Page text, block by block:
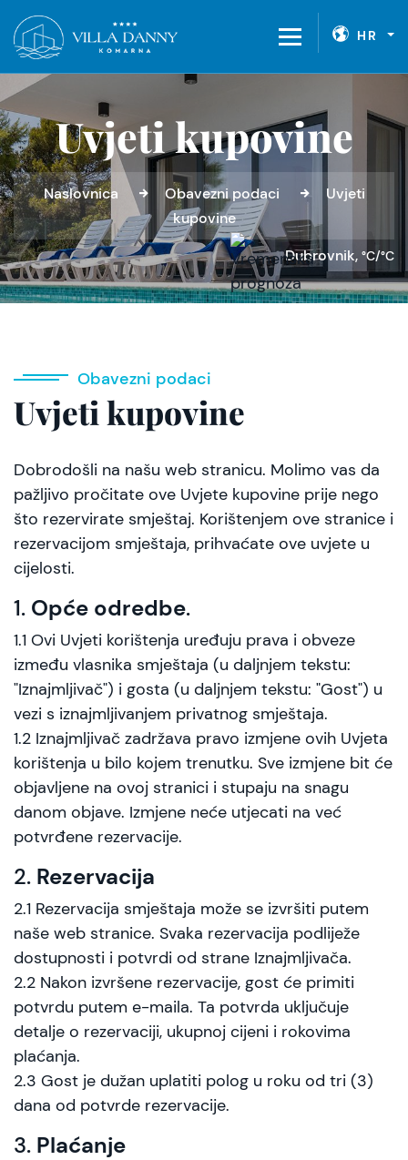
HR
Uvjeti kupovine
Naslovnica Obavezni podaci
Uvjeti
kupovine
Dubrovnik, °C/°C
Obavezni podaci
Uvjeti kupovine
Dobrodošli na našu web stranicu. Molimo vas da
pažljivo pročitate ove Uvjete kupovine prije nego
što rezervirate smještaj. Korištenjem ove stranice i
rezervacijom smještaja, prihvaćate ove uvjete u
cijelosti.
1. Opće odredbe.
1.1 Ovi Uvjeti korištenja uređuju prava i obveze
između vlasnika smještaja (u daljnjem tekstu:
"Iznajmljivač") i gosta (u daljnjem tekstu: "Gost") u
vezi s iznajmljivanjem privatnog smještaja.
1.2 Iznajmljivač zadržava pravo izmjene ovih Uvjeta
korištenja u bilo kojem trenutku. Sve izmjene bit će
objavljene na ovoj stranici i stupaju na snagu
danom objave. Izmjene neće utjecati na već
potvrđene rezervacije.
2. Rezervacija
2.1 Rezervacija smještaja može se izvršiti putem
naše web stranice. Svaka rezervacija podliježe
dostupnosti i potvrdi od strane Iznajmljivača.
2.2 Nakon izvršene rezervacije, gost će primiti
potvrdu putem e-maila. Ta potvrda uključuje
detalje o rezervaciji, ukupnoj cijeni i rokovima
plaćanja.
2.3 Gost je dužan uplatiti polog u roku od tri (3)
dana od potvrde rezervacije.
3. Plaćanje